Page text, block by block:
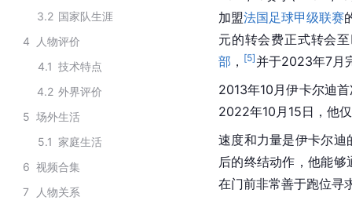
3.2 国家队生涯
4
人物评价
4.1 技术特点
4.2 外界评价
5 场外生活
5.1 家庭生活
6 视频合集
7
人物关系
加盟法国足球甲级联赛
元的转会费正式转会
部 ， [5]并于2023年7月
2013年10月伊卡尔迪
2022年10月15日，他
速度和力量是伊卡尔迪
后的终结动作，他能
在门前非常善于跑位寻